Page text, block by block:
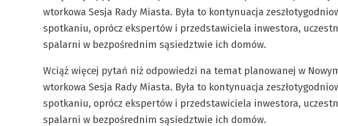
wtorkowa Sesja Rady Miasta. Była to kontynuacja
spotkaniu, oprócz ekspertów i przedstawiciela inwestora,
spalarni w bezpośrednim sąsiedztwie ich domów.
Wciąż więcej pytań niż odpowiedzi na temat planowanej w
wtorkowa Sesja Rady Miasta. Była to kontynuacja
spotkaniu, oprócz ekspertów i przedstawiciela inwestora,
spalarni w bezpośrednim sąsiedztwie ich domów.